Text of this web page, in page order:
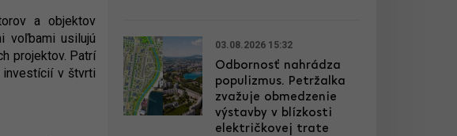
a objektov
voľbami usilujú
projektov. Patrí
investícií v štvrti
03.08.2026 15:32
Odbornosť nahrádza
populizmus. Petržalka
zvažuje obmedzenie
výstavby v blízkosti
električkovej trate